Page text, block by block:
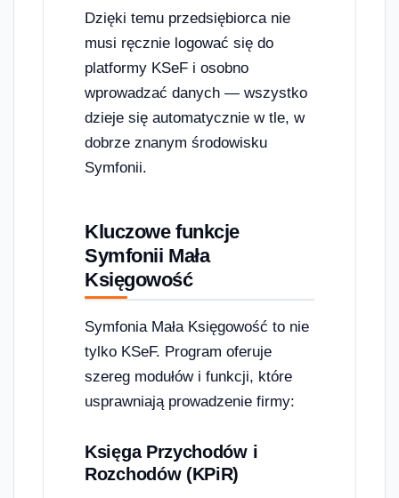
Dzięki temu przedsiębiorca nie
musi ręcznie logować się do
platformy KSeF i osobno
wprowadzać danych — wszystko
dzieje się automatycznie w tle, w
dobrze znanym środowisku
Symfonii.
Kluczowe funkcje
Symfonii Mała
Księgowość
Symfonia Mała Księgowość to nie
tylko KSeF. Program oferuje
szereg modułów i funkcji, które
usprawniają prowadzenie firmy:
Księga Przychodów i
Rozchodów (KPiR)